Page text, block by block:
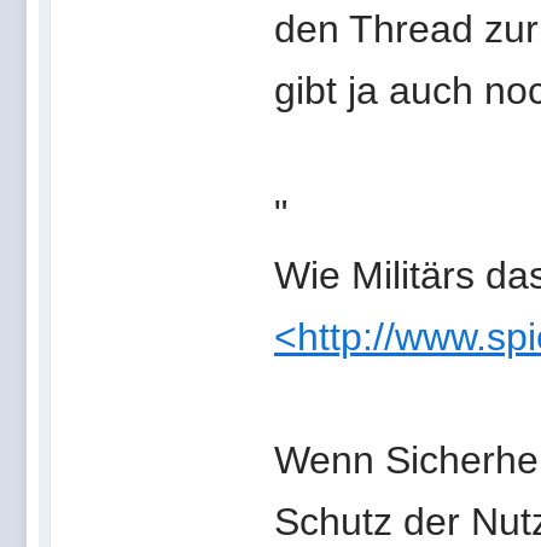
den Thread
gibt ja auch
"
Wie Militärs
<http://
Wenn
Schutz der